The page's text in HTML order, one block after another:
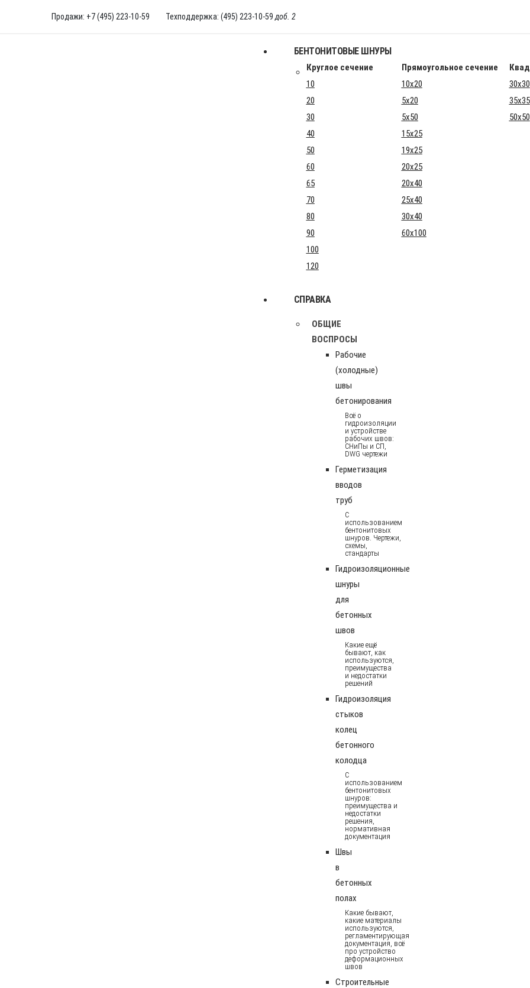
Продажи: +7 (495) 223-10-59 Техподдержка: (495) 223-10-59 доб. 2
БЕНТОНИТОВЫЕ ШНУРЫ
Круглое сечение Прямоугольное сечение
10
10x20
30x30
20
5x20
35x35
30
5x50
50x50
40
15x25
50
19x25
60
20x25
65
20x40
70
25x40
80
30x40
90
60x100
100
120
СПРАВКА
ОБЩИЕ
ВОСПРОСЫ
Рабочие
(холодные)
швы
бетонирования
Всё о
гидроизоляции
и устройстве
рабочих швов:
СНиПы и СП,
DWG чертежи
Герметизация
вводов
труб
С
использованием
бентонитовых
шнуров. Чертежи,
схемы,
стандарты
Гидроизоляционные
шнуры
для
бетонных
швов
Какие ещё
бывают, как
используются,
преимущества
и недостатки
решений
Гидроизоляция
стыков
колец
бетонного
колодца
С
использованием
бентонитовых
шнуров:
преимущества и
недостатки
решения,
нормативная
документация
Швы
в
бетонных
полах
Какие бывают,
какие материалы
используются,
регламентирующая
документация, всё
про устройство
деформационных
швов
Строительные